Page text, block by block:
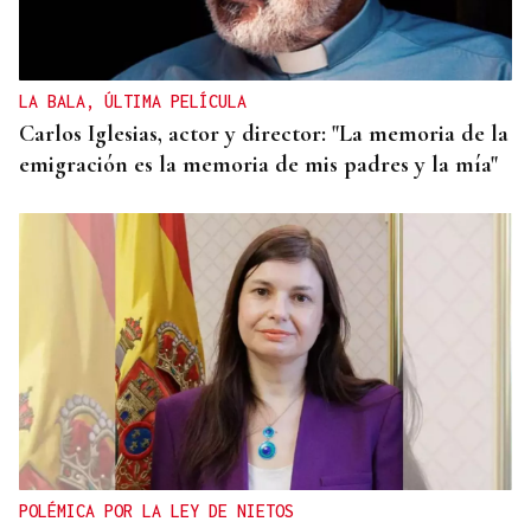
LA BALA, ÚLTIMA PELÍCULA
Carlos Iglesias, actor y director: "La memoria de la
emigración es la memoria de mis padres y la mía"
POLÉMICA POR LA LEY DE NIETOS